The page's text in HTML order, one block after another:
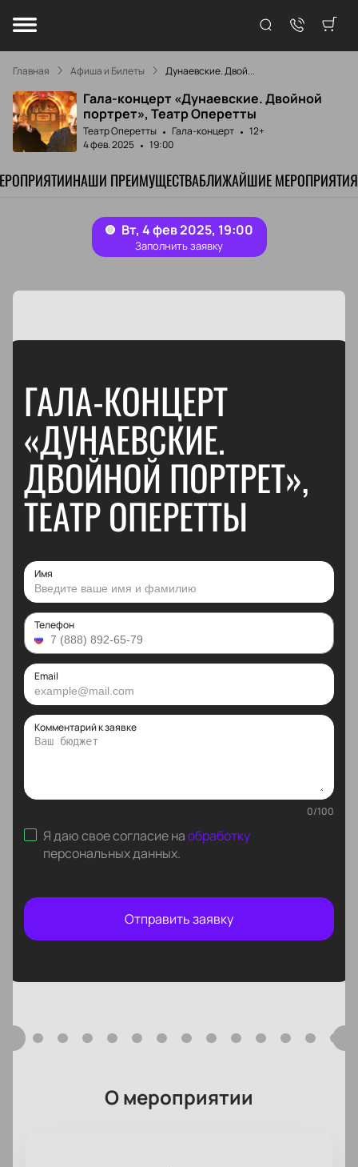
Главная Афиша и Билеты Дунаевские. Двой...
Гала-концерт «Дунаевские. Двойной
портрет», Театр Оперетты
Театр Оперетты Гала-концерт
12+
4 фев. 2025
19:00
НАШИ ПРЕИМУЩЕСТВАБЛИЖАЙШИЕ МЕРОПРИЯТИЯ
ГАЛА-КОНЦЕРТ
«ДУНАЕВСКИЕ.
ДВОЙНОЙ ПОРТРЕТ»,
ТЕАТР ОПЕРЕТТЫ
Имя
Телефон
Email
Комментарий к заявке
0/100
Я даю свое согласие наобработку
персональных данных.
Отправить заявку
О мероприятии